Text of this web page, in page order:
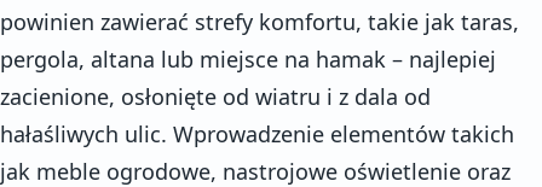
powinien zawierać strefy komfortu, takie jak taras,
pergola, altana lub miejsce na hamak – najlepiej
zacienione, osłonięte od wiatru i z dala od
hałaśliwych ulic. Wprowadzenie elementów takich
jak meble ogrodowe, nastrojowe oświetlenie oraz